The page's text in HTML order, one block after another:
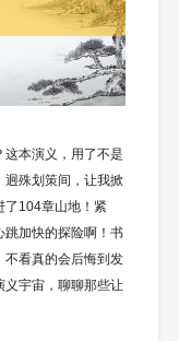
本演义，用了不是
迥殊划策间，让我掀
了104章山地！紧
跳加快的探险啊！书
不看真的会后悔到发
义宇宙，聊聊那些让